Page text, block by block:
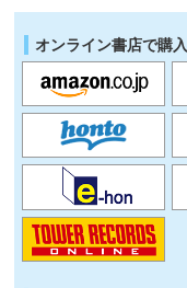
オンライン書店で購入